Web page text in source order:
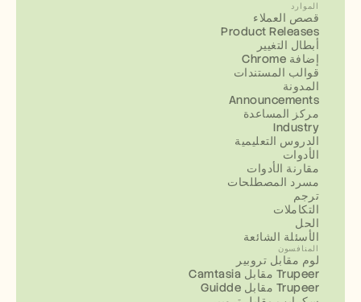
الموارد
قصص العملاء
Product Releases
أبطال التغيير
إضافة Chrome
قوالب المستندات
المدونة
Announcements
مركز المساعدة
Industry
الدروس التعليمية
الأدوات
مقارنة الأدوات
مسرد المصطلحات
ترجم
التكاملات
الحل
الأسئلة الشائعة
المنافسون
لوم مقابل تروبير
Camtasia مقابل Trupeer
Guidde مقابل Trupeer